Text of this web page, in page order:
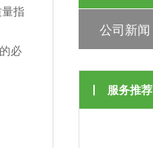
公司新闻
服务推荐
指
必